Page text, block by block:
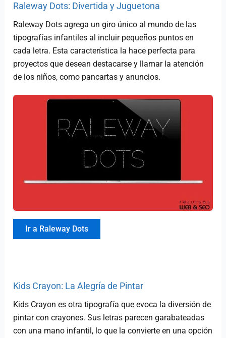
Raleway Dots: Divertida y Juguetona
Raleway Dots agrega un giro único al mundo de las
tipografías infantiles al incluir pequeños puntos en
cada letra. Esta característica la hace perfecta para
proyectos que desean destacarse y llamar la atención
de los niños, como pancartas y anuncios.
Ir a Raleway Dots
Kids Crayon: La Alegría de Pintar
Kids Crayon es otra tipografía que evoca la diversión de
pintar con crayones. Sus letras parecen garabateadas
con una mano infantil, lo que la convierte en una opción